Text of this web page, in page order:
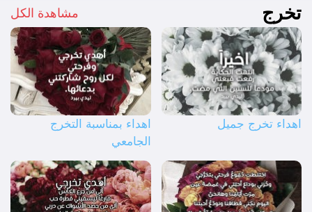
تخرج مشاهدة الكل
اهداء تخرج جميل
اهداء بمناسبة التخرج
الجامعي